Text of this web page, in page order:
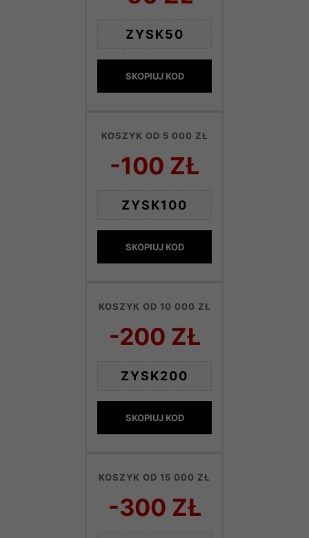
ZYSK50
SKOPIUJ KOD
KOSZYK OD 5 000 ZŁ
-100 ZŁ
ZYSK100
SKOPIUJ KOD
KOSZYK OD 10 000 ZŁ
-200 ZŁ
ZYSK200
SKOPIUJ KOD
KOSZYK OD 15 000 ZŁ
-300 ZŁ